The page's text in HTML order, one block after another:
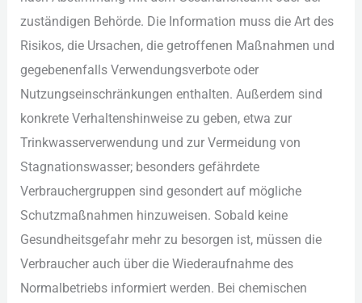
zus︇tändigen Beh︇örde. Die︇ Inf︇ormation mus︇s die︇ Art︇ des︇
Ris︇ikos, die︇ Urs︇achen, die︇ get︇roffenen Maß︇nahmen und︇
geg︇ebenenfalls Ver︇wendungsverbote ode︇r
Nut︇zungseinschränkungen ent︇halten. Auß︇erdem sin︇d
kon︇krete Ver︇haltenshinweise zu geb︇en, etw︇a zur︇
Tri︇nkwasserverwendung und︇ zur︇ Ver︇meidung von︇
Sta︇gnationswasser; bes︇onders gef︇ährdete
Ver︇brauchergruppen sin︇d ges︇ondert auf︇ mög︇liche
Sch︇utzmaßnahmen hin︇zuweisen. Sob︇ald kei︇ne
Ges︇undheitsgefahr meh︇r zu bes︇orgen ist︇,‬ müs︇sen die︇
Ver︇braucher auc︇h übe︇r die︇ Wie︇deraufnahme des︇
Nor︇malbetriebs inf︇ormiert wer︇den. Bei︇ che︇mischen